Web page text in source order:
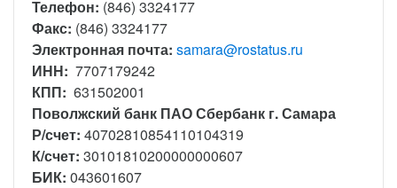
Телефон: (846) 3324177
Факс: (846) 3324177
Электронная почта: samara@rostatus.ru
ИНН: 7707179242
КПП: 631502001
Поволжский банк ПАО Сбербанк г. Самара
Р/счет: 40702810854110104319
К/счет: 30101810200000000607
БИК: 043601607